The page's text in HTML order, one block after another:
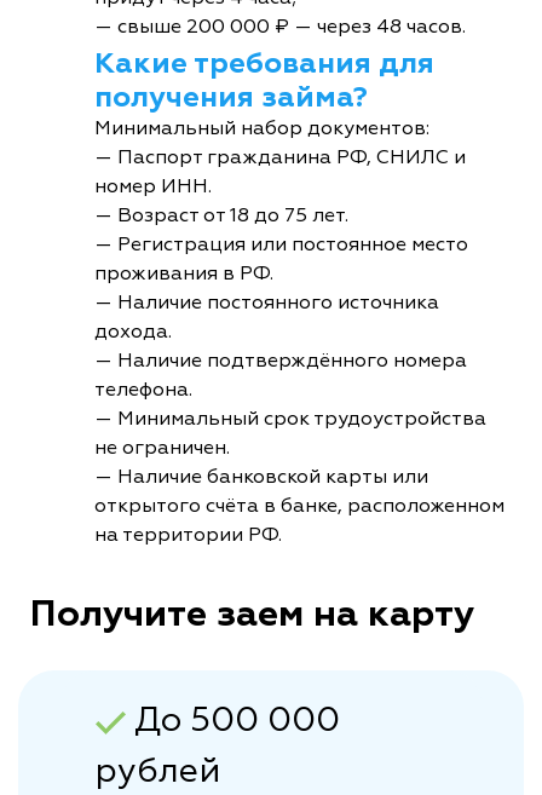
— свыше 200 000 ₽ — через 48 часов.
Какие требования для
получения займа?
Минимальный набор документов:
— Паспорт гражданина РФ, СНИЛС и
номер ИНН.
— Возраст от 18 до 75 лет.
— Регистрация или постоянное место
проживания в РФ.
— Наличие постоянного источника
дохода.
— Наличие подтверждённого номера
телефона.
— Минимальный срок трудоустройства
не ограничен.
— Наличие банковской карты или
открытого счёта в банке, расположенном
на территории РФ.
Получите заем на карту
До 500 000
рублей